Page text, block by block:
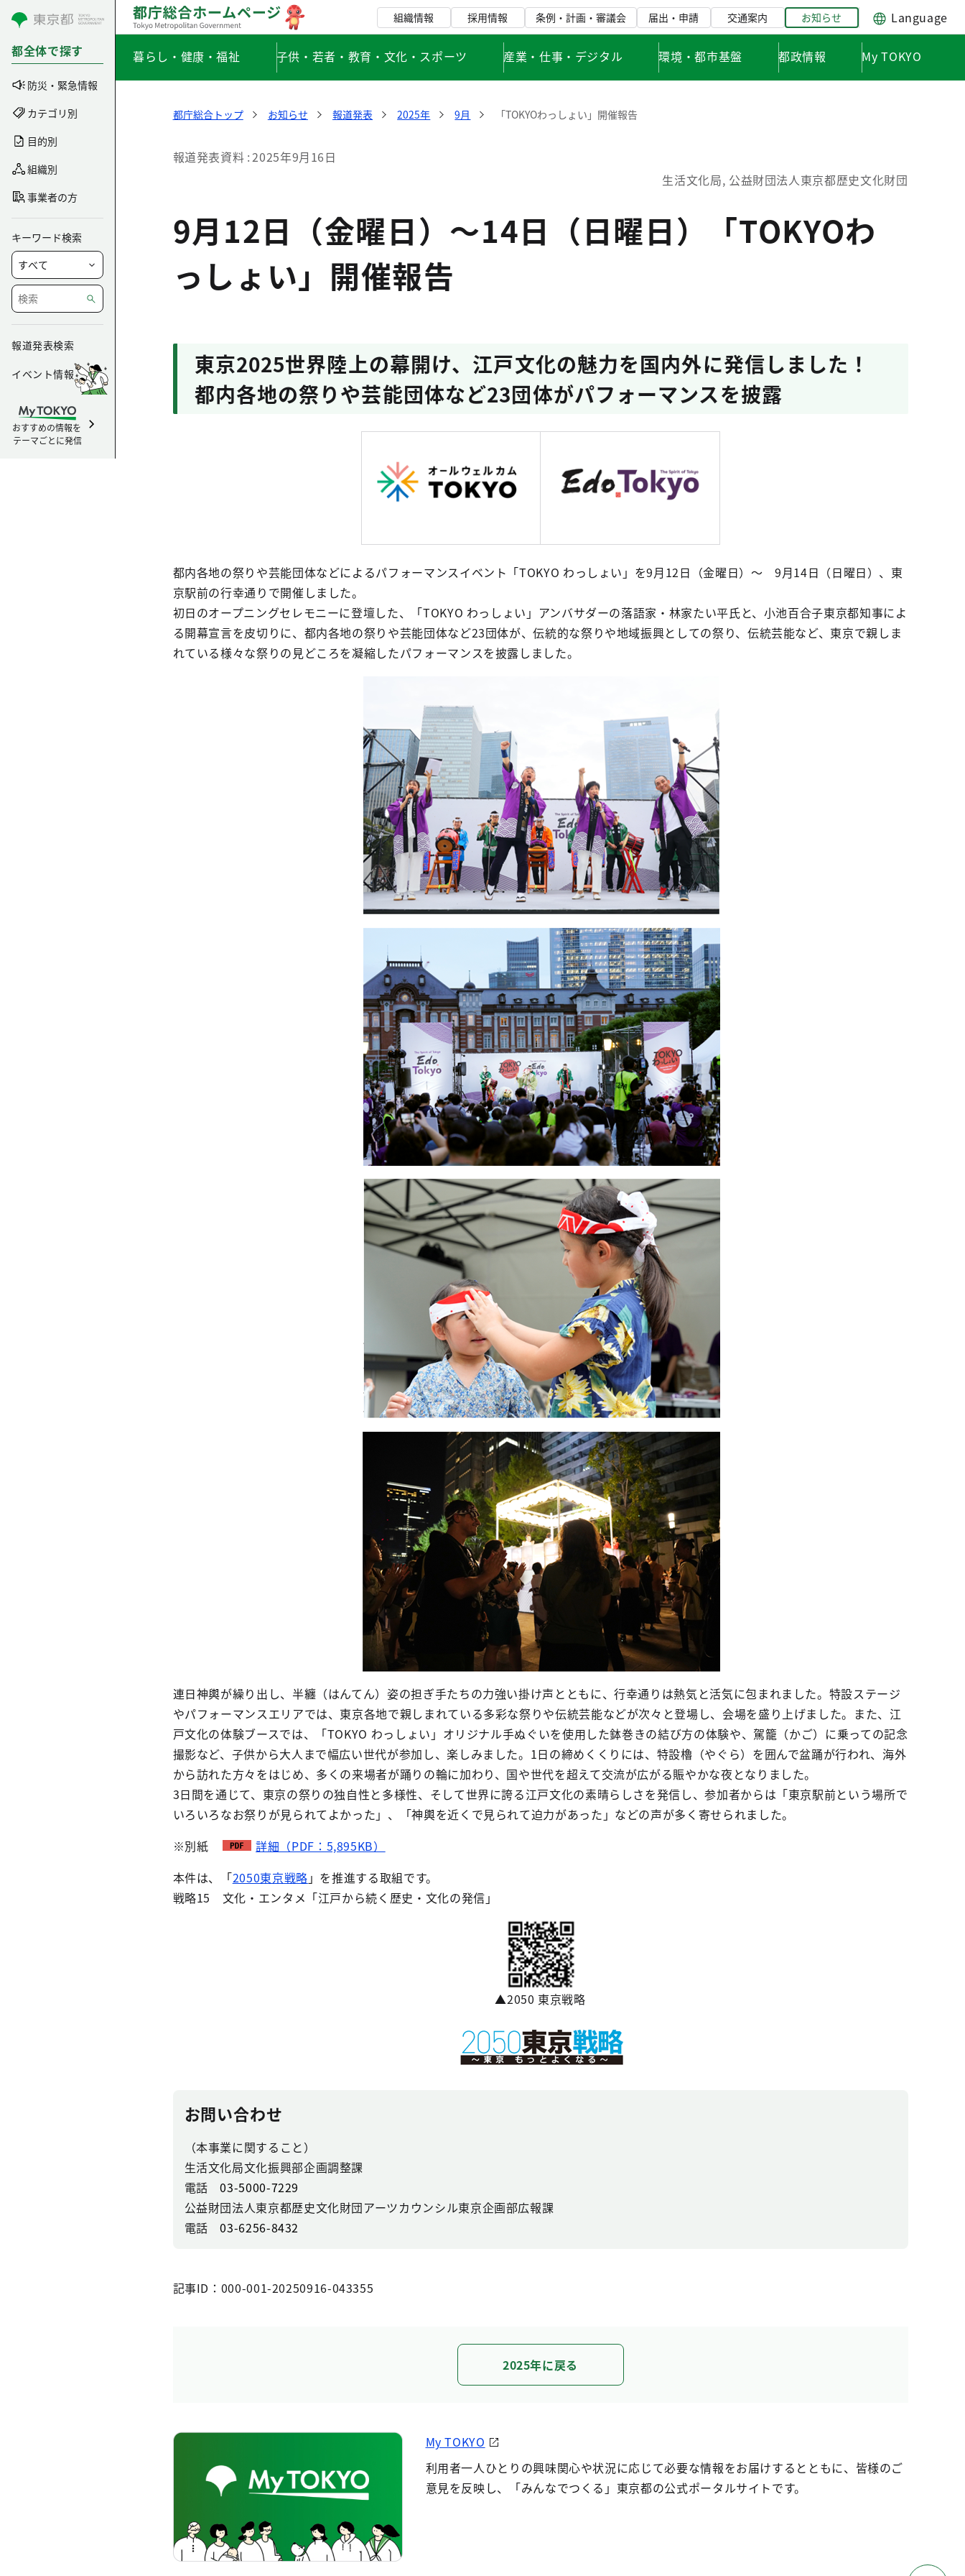
コンテンツにスキップ
都全体で探す
防災・緊急情報
カテゴリ別
目的別
組織別
事業者の方
キーワード検索
報道発表検索
イベント情報
おすすめの情報を
テーマごとに発信
組織情報 採用情報 条例・計画・審議会 届出・申請 交通案内 お知らせ Language
暮らし・健康・福祉 子供・若者・教育・文化・スポーツ 産業・仕事・デジタル 環境・都市基盤 都政情報 My TOKYO
都庁総合トップ お知らせ 報道発表 2025年 9月 「TOKYOわっしょい」開催報告
報道発表資料 2025年9月16日
生活文化局, 公益財団法人東京都歴史文化財団
9月12日（金曜日）～14日（日曜日）「TOKYOわ
っしょい」開催報告
東京2025世界陸上の幕開け、江戸文化の魅力を国内外に発信しました！
都内各地の祭りや芸能団体など23団体がパフォーマンスを披露
都内各地の祭りや芸能団体などによるパフォーマンスイベント「TOKYO わっしょい」を9月12日（金曜日）～ 9月14日（日曜日）、東
京駅前の行幸通りで開催しました。
初日のオープニングセレモニーに登壇した、「TOKYO わっしょい」アンバサダーの落語家・林家たい平氏と、小池百合子東京都知事によ
る開幕宣言を皮切りに、都内各地の祭りや芸能団体など23団体が、伝統的な祭りや地域振興としての祭り、伝統芸能など、東京で親しま
れている様々な祭りの見どころを凝縮したパフォーマンスを披露しました。
連日神輿が繰り出し、半纏（はんてん）姿の担ぎ手たちの力強い掛け声とともに、行幸通りは熱気と活気に包まれました。特設ステージ
やパフォーマンスエリアでは、東京各地で親しまれている多彩な祭りや伝統芸能などが次々と登場し、会場を盛り上げました。また、江
戸文化の体験ブースでは、「TOKYO わっしょい」オリジナル手ぬぐいを使用した鉢巻きの結び方の体験や、駕籠（かご）に乗っての記念
撮影など、子供から大人まで幅広い世代が参加し、楽しみました。1日の締めくくりには、特設櫓（やぐら）を囲んで盆踊が行われ、海外
から訪れた方々をはじめ、多くの来場者が踊りの輪に加わり、国や世代を超えて交流が広がる賑やかな夜となりました。
3日間を通じて、東京の祭りの独自性と多様性、そして世界に誇る江戸文化の素晴らしさを発信し、参加者からは「東京駅前という場所で
いろいろなお祭りが見られてよかった」、「神輿を近くで見られて迫力があった」などの声が多く寄せられました。
※別紙
詳細（PDF：5,895KB）
本件は、「2050東京戦略 」を推進する取組です。
戦略15 文化・エンタメ「江戸から続く歴史・文化の発信」
▲2050 東京戦略
お問い合わせ
（本事業に関すること）
生活文化局文化振興部企画調整課
電話03-5000-7229
公益財団法人東京都歴史文化財団アーツカウンシル東京企画部広報課
電話03-6256-8432
記事ID：000-001-20250916-043355
2025年に戻る
My TOKYO
利用者一人ひとりの興味関心や状況に応じて必要な情報をお届けするとともに、皆様のご
意見を反映し、「みんなでつくる」東京都の公式ポータルサイトです。